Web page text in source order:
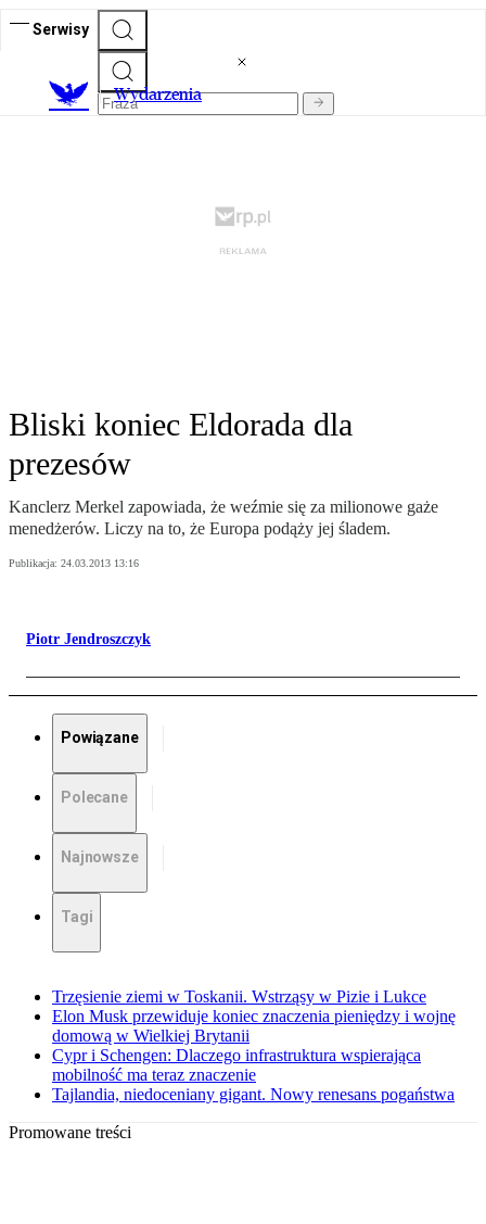
Serwisy
Wydarzenia
Bliski koniec Eldorada dla
prezesów
Kanclerz Merkel zapowiada, że weźmie się za milionowe gaże
menedżerów. Liczy na to, że Europa podąży jej śladem.
Publikacja: 24.03.2013 13:16
Piotr Jendroszczyk
Powiązane
Polecane
Najnowsze
Tagi
Trzęsienie ziemi w Toskanii. Wstrząsy w Pizie i Lukce
Elon Musk przewiduje koniec znaczenia pieniędzy i wojnę
domową w Wielkiej Brytanii
Cypr i Schengen: Dlaczego infrastruktura wspierająca
mobilność ma teraz znaczenie
Tajlandia, niedoceniany gigant. Nowy renesans pogaństwa
Promowane treści